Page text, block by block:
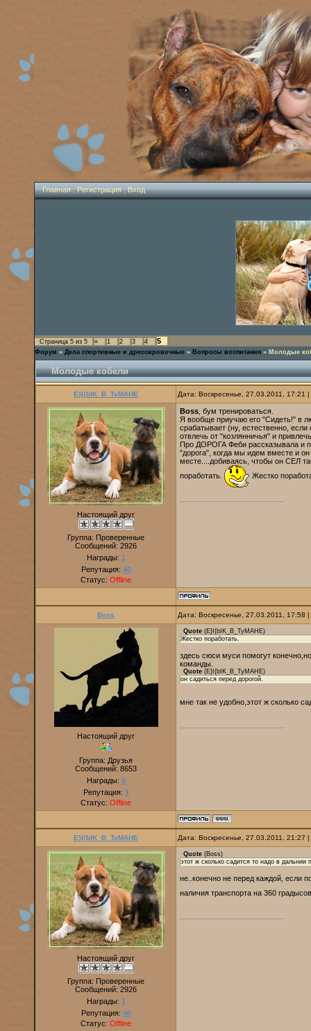
Главная|Регистрация|Вход
Страница 5 из 5 « 1 2 3 4 5
Форум » Дела спортивные и дрессировочные » Вопросы воспитания » Молодые
Молодые кобели
E}I{bIK_B_TyMAHE Дата: Воскресенье, 27.03.2011,
Настоящий друг
Группа: Проверенные
Сообщений: 2926
Награды: 1
Репутация: 40
Статус: Offline
Boss , бум тренироваться.
Я вообще приучаю его "Сидеть!" в
срабатывает (ну, естественно,
отвлечь от "козлянничья" и
Про ДОРОГА Феби рассказывала и
"дорога", когда мы идем вместе и
месте....добиваясь, чтобы он СЕЛ
поработать.
Жестко
Boss Дата: Воскресенье, 27.03.2011,
Настоящий друг
Группа: Друзья
Сообщений: 8653
Награды: 0
Репутация: 1
Статус: Offline
Quote (E}I{bIK_B_TyMAHE)
Жестко поработать.
здесь сюси муси помогут
команды.
Quote (E}I{bIK_B_TyMAHE)
он садиться перед дорогой.
мне так не удобно,этот ж сколько
E}I{bIK_B_TyMAHE Дата: Воскресенье, 27.03.2011,
Настоящий друг
Группа: Проверенные
Сообщений: 2926
Награды: 1
Репутация: 40
Статус: Offline
Quote (Boss)
этот ж сколько садится то надо в дальнии
не..конечно не перед каждой, если
наличия транспорта на 360